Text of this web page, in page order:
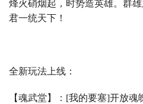
烽火硝烟起，时势造英雄。群
君一统天下！
全新玩法上线：
【魂武堂】： [我的要塞]开放魂